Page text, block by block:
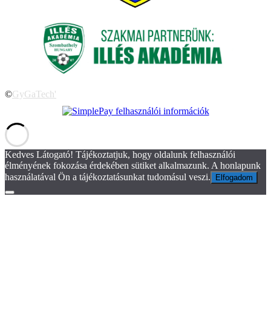
©GyGaTech'
Kedves Látogató! Tájékoztatjuk, hogy oldalunk felhasználói
élményének fokozása érdekében sütiket alkalmazunk. A honlapunk
használatával Ön a tájékoztatásunkat tudomásul veszi.
Elfogadom